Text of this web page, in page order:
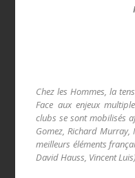
Chez les Hommes, la
Face aux enjeux
clubs se sont mobilisés
Gomez, Richard
meilleurs éléments
David Hauss, Vincent